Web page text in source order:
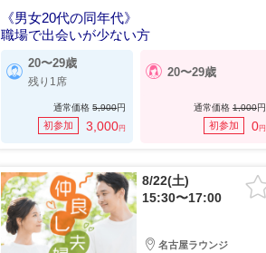
《男女20代の同年代》
職場で出会いが少ない方
20〜29歳
残り1席
通常価格5,900円
初参加 3,000円
20〜29歳
通常価格 1,000円
初参加 0円
8/22(土)
15:30〜17:00
名古屋ラウンジ